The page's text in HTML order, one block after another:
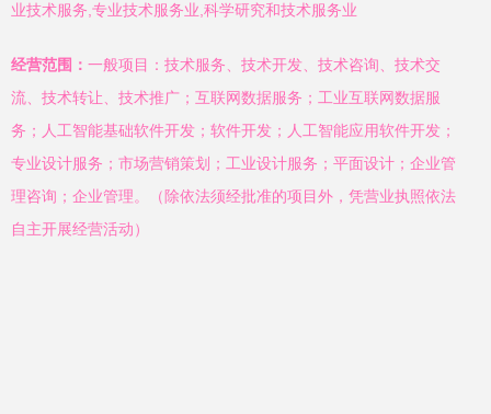
业技术服务,专业技术服务业,科学研究和技术服务业
经营范围： 一般项目：技术服务、技术开发、技术咨询、技术交
流、技术转让、技术推广；互联网数据服务；工业互联网数据服
务；人工智能基础软件开发；软件开发；人工智能应用软件开发；
专业设计服务；市场营销策划；工业设计服务；平面设计；企业管
理咨询；企业管理。（除依法须经批准的项目外，凭营业执照依法
自主开展经营活动）